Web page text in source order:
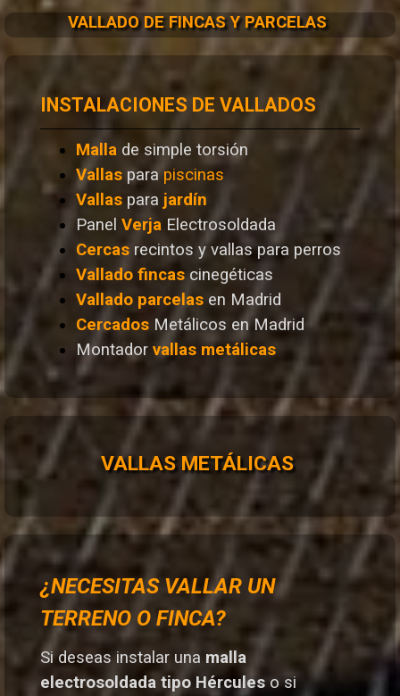
VALLADO DE FINCAS Y PARCELAS
INSTALACIONES DE VALLADOS
Malla de simple torsión
Vallas parapiscinas
Vallas para jardín
Panel Verja Electrosoldada
Cercas recintos y vallas para perros
Vallado fincas cinegéticas
Vallado parcelas en Madrid
Cercados Metálicos en Madrid
Montador vallas metálicas
VALLAS METÁLICAS
¿NECESITAS VALLAR UN
TERRENO O FINCA?
Si deseas instalar una malla
electrosoldada tipo Hércules o si